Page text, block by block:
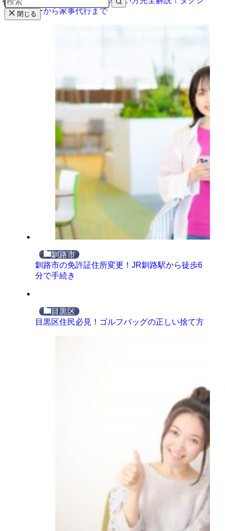
ーから家事代行まで
釧路市
釧路市の免許証住所変更！JR釧路駅から徒歩6
分で手続き
目黒区
目黒区住民必見！ゴルフバッグの正しい捨て方
閉じる